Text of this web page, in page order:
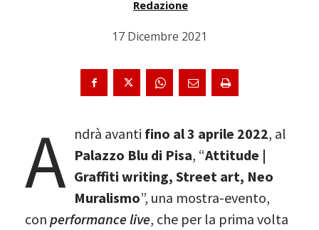
Redazione
17 Dicembre 2021
A ndrà avanti fino al 3 aprile 2022, al
Palazzo Blu di Pisa, “Attitude |
Graffiti writing, Street art, Neo
Muralismo”, una mostra-evento,
con performance live, che per la prima volta